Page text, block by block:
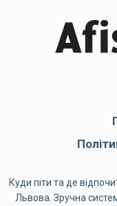
Куди піти та де
Львова. Зручна